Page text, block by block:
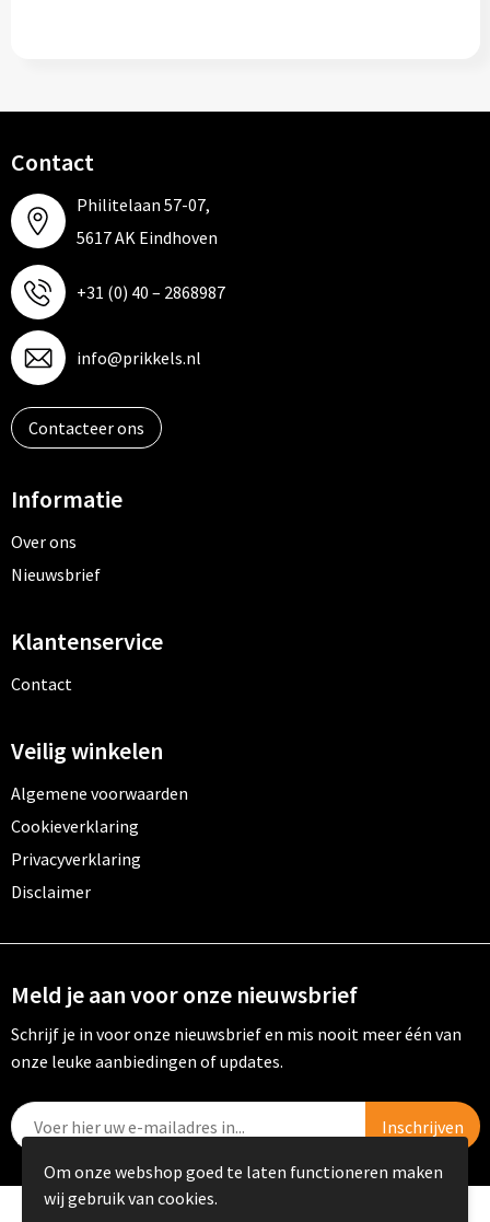
Contact
Philitelaan 57-07,
5617 AK Eindhoven
+31 (0) 40 – 2868987
info@prikkels.nl
Contacteer ons
Informatie
Over ons
Nieuwsbrief
Klantenservice
Contact
Veilig winkelen
Algemene voorwaarden
Cookieverklaring
Privacyverklaring
Disclaimer
Meld je aan voor onze nieuwsbrief
Schrijf je in voor onze nieuwsbrief en mis nooit meer één van
onze leuke aanbiedingen of updates.
Om onze webshop goed te laten functioneren maken
wij gebruik van cookies.